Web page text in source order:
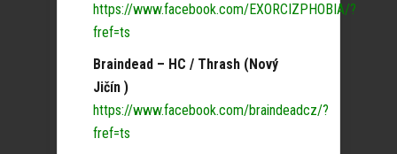
https://www.facebook.com/EXORCIZPHOBIA/?
fref=ts
Braindead – HC / Thrash (Nový
Jičín )
https://www.facebook.com/braindeadcz/?
fref=ts